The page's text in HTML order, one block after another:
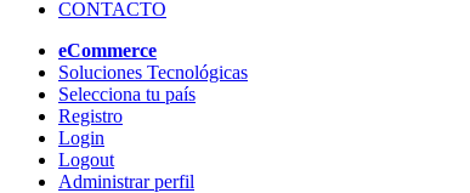
CONTACTO
eCommerce
Soluciones Tecnológicas
Selecciona tu país
Registro
Login
Logout
Administrar perfil